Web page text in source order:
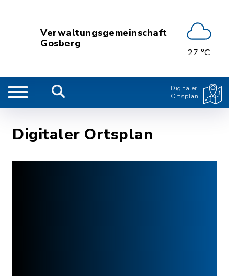
Verwaltungsgemeinschaft
Gosberg
27 °C
Digitaler
Ortsplan
Digitaler Ortsplan